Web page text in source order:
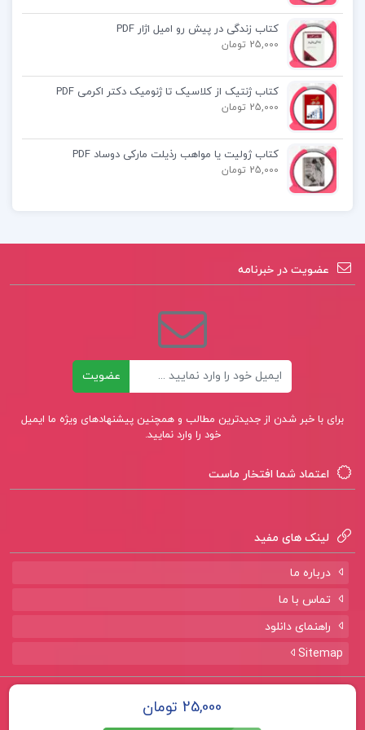
پی دی اف کتاب حسابداری مالیاتی 2 با رویکرد
دانشگاهی
حسابداری مالیاتی 2 با رویکرد دانشگاهی pdf
کتاب پیشنهادی📚
مصطفی تبریزی
دانلود پی دی اف کتاب نگاهی دوباره به تربیت
اسلامی 1 خسرو باقری
دانلود پی دی اف کتاب متون تخصصی پیش
دبستانی و دبستانی مریم داداش زاده
کتاب زندگی در پیش رو امیل اژار PDF
25,000 تومان
کتاب ژنتیک از کلاسیک تا ژنومیک دکتر اکرمی PDF
25,000 تومان
کتاب ژولیت یا مواهب رذیلت مارکی دوساد PDF
25,000 تومان
عضویت در خبرنامه
عضویت
برای با خبر شدن از جدیدترین مطالب و همچنین پیشنهادهای ویژه ما ایمیل
خود را وارد نمایید.
اعتماد شما افتخار ماست
لینک های مفید
درباره ما
تماس با ما
راهنمای دانلود
Sitemap
تمامی حقوق برای سایت پروژه لند 25,000 تومان